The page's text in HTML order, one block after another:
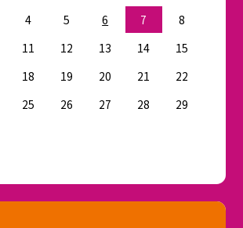
4 5 6 7
8
11 12 13 14
15
18 19 20 21
22
25 26 27 28
29